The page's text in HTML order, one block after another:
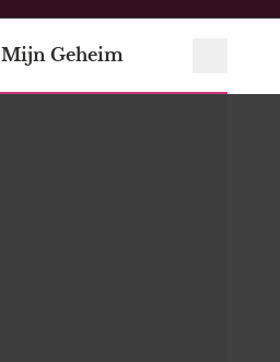
Mijn Geheim